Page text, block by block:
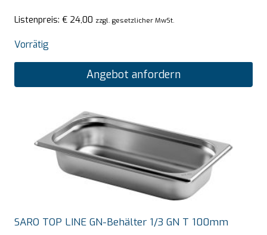
Listenpreis: € 24,00 zzgl. gesetzlicher MwSt.
Vorrätig
Angebot anfordern
SARO TOP LINE GN-Behälter 1/3 GN T 100mm